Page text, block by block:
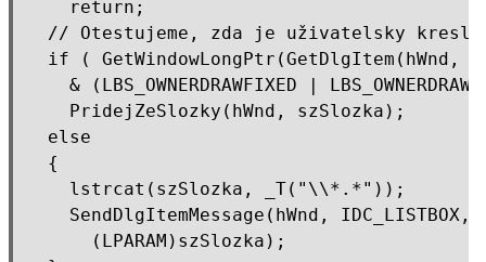
    return;
// Otestujeme, zda je uživatelsky
if ( GetWindowLongPtr(GetDlgItem(hWnd,
& (LBS_OWNERDRAWFIXED |
    PridejZeSlozky(hWnd, szSlozka);
  else
  {
    lstrcat(szSlozka, _T("\\*.*"));
SendDlgItemMessage(hWnd, IDC_LISTBOX,
      (LPARAM)szSlozka);